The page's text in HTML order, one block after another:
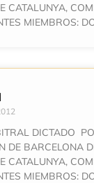
CATALUNYA,
MIEMBROS:
DICTADO
DE BARCELONA
CATALUNYA,
MIEMBROS: